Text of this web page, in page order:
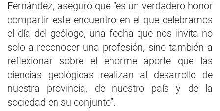
Fernández, aseguró que “es un verdadero honor
compartir este encuentro en el que celebramos
el día del geólogo, una fecha que nos invita no
solo a reconocer una profesión, sino también a
reflexionar sobre el enorme aporte que las
ciencias geológicas realizan al desarrollo de
nuestra provincia, de nuestro país y de la
sociedad en su conjunto”.